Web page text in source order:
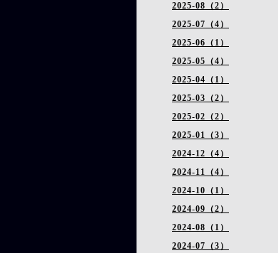
2025-08（2）
2025-07（4）
2025-06（1）
2025-05（4）
2025-04（1）
2025-03（2）
2025-02（2）
2025-01（3）
2024-12（4）
2024-11（4）
2024-10（1）
2024-09（2）
2024-08（1）
2024-07（3）